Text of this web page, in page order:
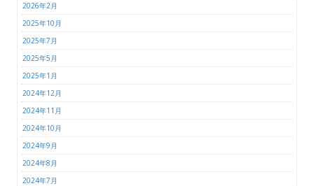
2026年2月
2025年10月
2025年7月
2025年5月
2025年1月
2024年12月
2024年11月
2024年10月
2024年9月
2024年8月
2024年7月